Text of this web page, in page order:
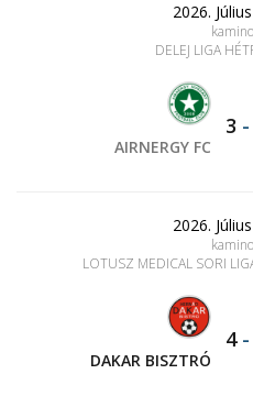
2026.
DELEJ LIGA
AIRNERGY FC
3 -
2026.
LOTUSZ MEDICAL SORI
DAKAR BISZTRÓ
4-